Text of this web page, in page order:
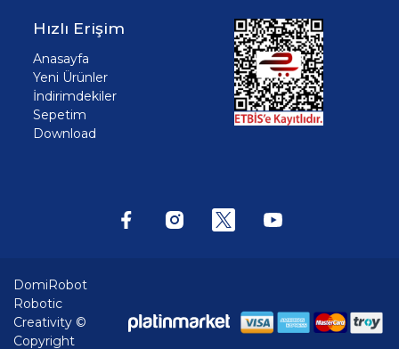
Hızlı Erişim
Anasayfa
Yeni Ürünler
İndirimdekiler
Sepetim
Download
DomiRobot
Robotic
Creativity ©
Copyright